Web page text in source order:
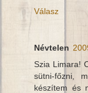
Válasz
Névtelen
Szia Limara!
sütni-főzni,
készítem és